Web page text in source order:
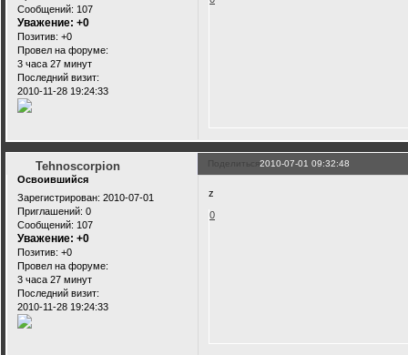
Сообщений: 107
Уважение: +0
Позитив: +0
Провел на форуме:
3 часа 27 минут
Последний визит:
2010-11-28 19:24:33
Поделиться2010-07-01 09:32:48
Tehnoscorpion
Освоившийся
Зарегистрирован: 2010-07-01
Приглашений: 0
Сообщений: 107
Уважение: +0
Позитив: +0
Провел на форуме:
3 часа 27 минут
Последний визит:
2010-11-28 19:24:33
z
0